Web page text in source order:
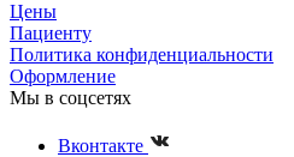
Цены
Пациенту
Политика конфиденциальности
Оформление
Мы в соцсетях
Вконтакте